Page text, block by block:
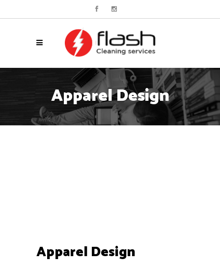
Apparel Design
Apparel Design